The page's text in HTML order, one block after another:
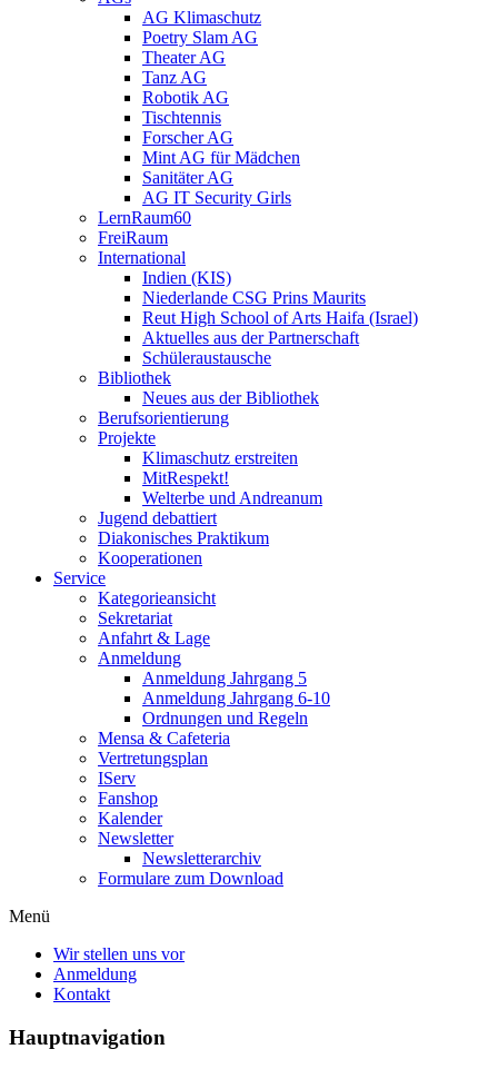
AG Klimaschutz
Poetry Slam AG
Theater AG
Tanz AG
Robotik AG
Tischtennis
Forscher AG
Mint AG für Mädchen
Sanitäter AG
AG IT Security Girls
LernRaum60
FreiRaum
International
Indien (KIS)
Niederlande CSG Prins Maurits
Reut High School of Arts Haifa (Israel)
Aktuelles aus der Partnerschaft
Schüleraustausche
Bibliothek
Neues aus der Bibliothek
Berufsorientierung
Projekte
Klimaschutz erstreiten
MitRespekt!
Welterbe und Andreanum
Jugend debattiert
Diakonisches Praktikum
Kooperationen
Service
Kategorieansicht
Sekretariat
Anfahrt & Lage
Anmeldung
Anmeldung Jahrgang 5
Anmeldung Jahrgang 6-10
Ordnungen und Regeln
Mensa & Cafeteria
Vertretungsplan
IServ
Fanshop
Kalender
Newsletter
Newsletterarchiv
Formulare zum Download
Menü
Wir stellen uns vor
Anmeldung
Kontakt
Hauptnavigation